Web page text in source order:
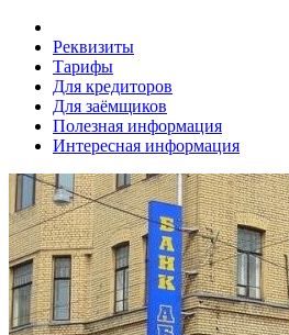
Реквизиты
Тарифы
Для кредиторов
Для заёмщиков
Полезная информация
Интересная информация